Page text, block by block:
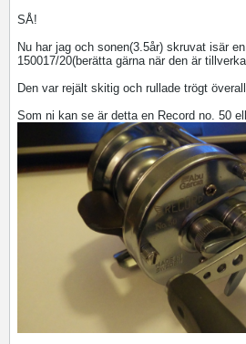
SÅ!
Nu har jag och sonen(3.5år) skruvat isär
150017/20(berätta gärna när den är
Den var rejält skitig och rullade trögt
Som ni kan se är detta en Record no. 50